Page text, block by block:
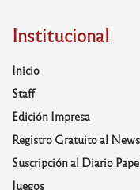
Institucional
Inicio
Staff
Edición Impresa
Registro Gratuito al News
Suscripción al Diario
Juegos